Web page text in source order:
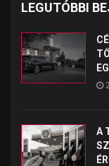
LEGUTÓBBI
A